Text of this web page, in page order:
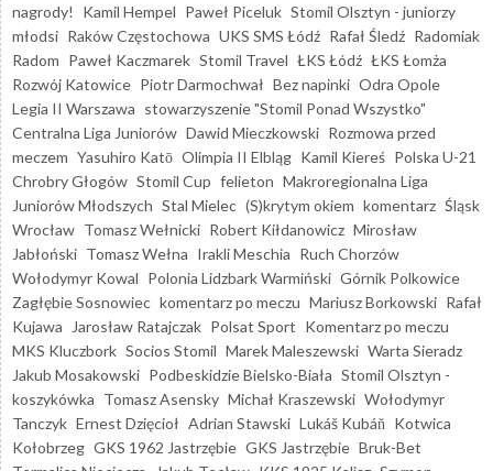
nagrody!
Kamil Hempel Paweł Piceluk Stomil Olsztyn - juniorzy
młodsi Raków Częstochowa UKS SMS Łódź Rafał Śledź Radomiak
Radom Paweł Kaczmarek Stomil Travel ŁKS Łódź ŁKS Łomża
Rozwój Katowice Piotr Darmochwał Bez napinki Odra Opole
Legia II Warszawa stowarzyszenie "Stomil Ponad Wszystko"
Centralna Liga Juniorów Dawid Mieczkowski Rozmowa przed
meczem Yasuhiro Katō Olimpia II Elbląg Kamil Kiereś Polska U-21
Chrobry Głogów Stomil Cup felieton Makroregionalna Liga
Juniorów Młodszych Stal Mielec (S)krytym okiem komentarz Śląsk
Wrocław Tomasz Wełnicki Robert Kiłdanowicz Mirosław
Jabłoński Tomasz Wełna Irakli Meschia Ruch Chorzów
Wołodymyr Kowal Polonia Lidzbark Warmiński Górnik Polkowice
Zagłębie Sosnowiec komentarz po meczu Mariusz Borkowski Rafał
Kujawa
Jarosław Ratajczak Polsat Sport Komentarz po meczu
MKS Kluczbork Socios Stomil Marek Maleszewski Warta Sieradz
Jakub Mosakowski Podbeskidzie Bielsko-Biała Stomil Olsztyn -
koszykówka Tomasz Asensky Michał Kraszewski Wołodymyr
Tanczyk Ernest Dzięcioł Adrian Stawski Lukáš Kubáň Kotwica
Kołobrzeg GKS 1962 Jastrzębie GKS Jastrzębie Bruk-Bet